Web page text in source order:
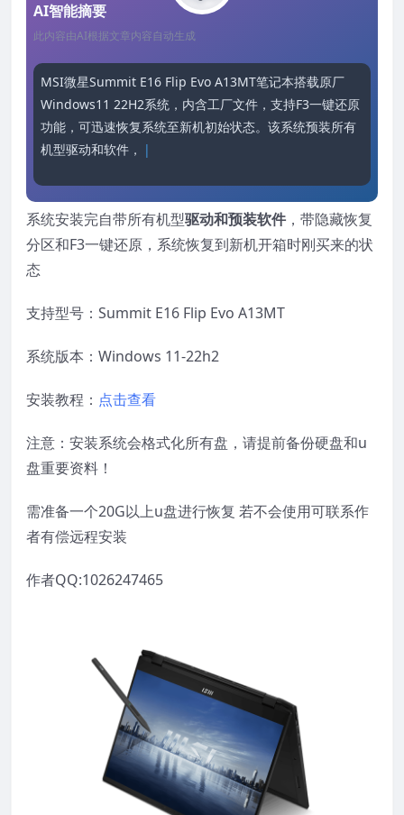
AI智能摘要
此内容由AI根据文章内容自动生成
MSI微星Summit E16 Flip Evo A13MT笔记本搭载原厂
Windows11 22H2系统，内含工厂文件，支持F3一键还原
功能，可迅速恢复系统至新机初始状态。该系统预装所有
机型驱动和软件，并设有隐藏恢复分区
系统安装完自带所有机型驱动和预装软件 ，带隐藏恢复
分区和F3一键还原，系统恢复到新机开箱时刚买来的状
态
支持型号：Summit E16 Flip Evo A13MT
系统版本：Windows 11-22h2
安装教程： 点击查看
注意：安装系统会格式化所有盘，请提前备份硬盘和u
盘重要资料！
需准备一个20G以上u盘进行恢复 若不会使用可联系作
者有偿远程安装
作者QQ:1026247465